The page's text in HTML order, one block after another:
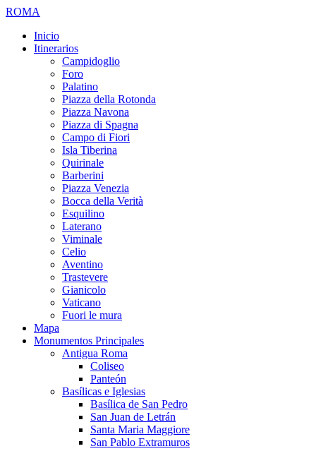
ROMA
Inicio
Itinerarios
Campidoglio
Foro
Palatino
Piazza della Rotonda
Piazza Navona
Piazza di Spagna
Campo di Fiori
Isla Tiberina
Quirinale
Barberini
Piazza Venezia
Bocca della Verità
Esquilino
Laterano
Viminale
Celio
Aventino
Trastevere
Gianicolo
Vaticano
Fuori le mura
Mapa
Monumentos Principales
Antigua Roma
Coliseo
Panteón
Basílicas e Iglesias
Basílica de San Pedro
San Juan de Letrán
Santa Maria Maggiore
San Pablo Extramuros